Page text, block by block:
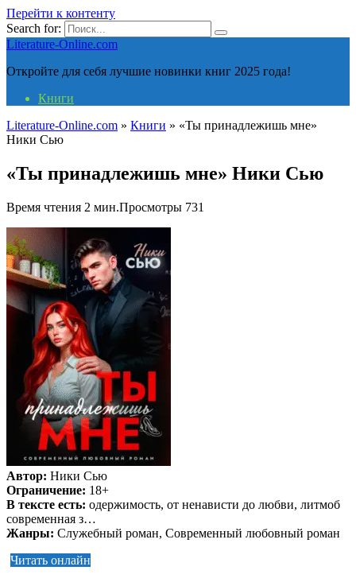
Перейти к контенту
Search for:
Literature-Online.com
Откройте для себя лучшие новинки книг 2025 года!
Книги
Literature-Online.com » Книги » «Ты принадлежишь мне»
Ники Сью
«Ты принадлежишь мне» Ники Сью
Время чтения 2 мин.Просмотры 731
Автор: Ники Сью
Ограничение: 18+
В тексте есть: одержимость, от ненависти до любви, литмоб
современная з…
Жанры: Служебный роман, Современный любовный роман
Читать онлайн